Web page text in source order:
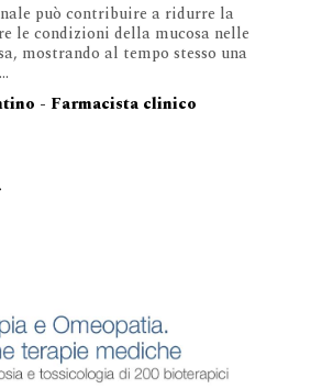
può contribuire a ridurre la
le condizioni della mucosa nelle
mostrando al tempo stesso una
- Farmacista clinico